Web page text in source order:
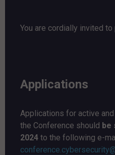
You are cordially invited
Applications
Applications for active
the Conference should be
2024 to the following e-